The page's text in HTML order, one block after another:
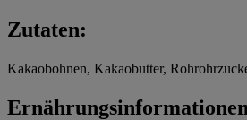
Zutaten:
Kakaobohnen, Kakaobutter,